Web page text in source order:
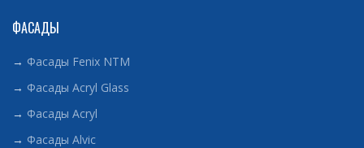
ФАСАДЫ
→ Фасады Fenix NTM
→ Фасады Acryl Glass
→ Фасады Acryl
→ Фасады Alvic